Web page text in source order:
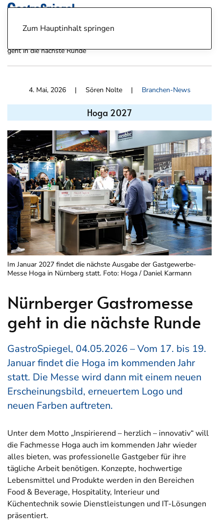
Zum Hauptinhalt springen
geht in die nächste Runde
4. Mai, 2026| Sören Nolte | Branchen-News
Hoga 2027
Im Januar 2027 findet die nächste Ausgabe der Gastgewerbe-
Messe Hoga in Nürnberg statt. Foto: Hoga / Daniel Karmann
Nürnberger Gastromesse
geht in die nächste Runde
GastroSpiegel, 04.05.2026 – Vom 17. bis 19.
Januar findet die Hoga im kommenden Jahr
statt. Die Messe wird dann mit einem neuen
Erscheinungsbild, erneuertem Logo und
neuen Farben auftreten.
Unter dem Motto „Inspirierend – herzlich – innovativ“ will
die Fachmesse Hoga auch im kommenden Jahr wieder
alles bieten, was professionelle Gastgeber für ihre
tägliche Arbeit benötigen. Konzepte, hochwertige
Lebensmittel und Produkte werden in den Bereichen
Food & Beverage, Hospitality, Interieur und
Küchentechnik sowie Dienstleistungen und IT-Lösungen
präsentiert.